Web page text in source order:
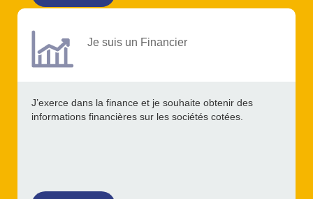
Je suis un Financier
J’exerce dans la finance et je souhaite obtenir des
informations financières sur les sociétés cotées.